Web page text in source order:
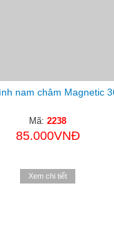
nam châm Magnetic
Mã: 2238
85.000VNĐ
Xem chi tiết